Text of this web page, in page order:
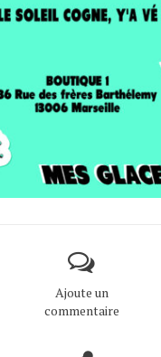
Ajoute un
commentaire